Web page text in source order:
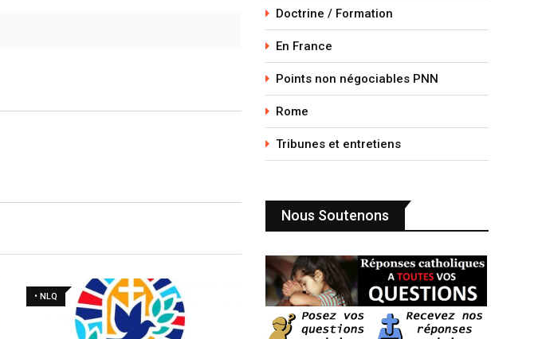
• NLQ
Doctrine / Formation
En France
Points non négociables PNN
Rome
Tribunes et entretiens
Nous Soutenons